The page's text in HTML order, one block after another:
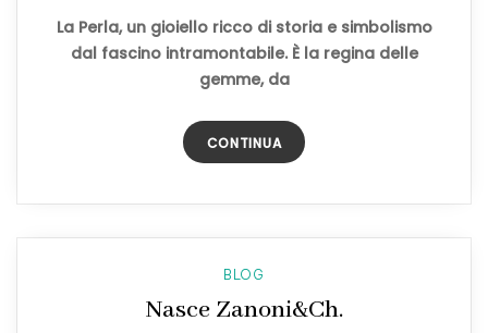
La Perla, un gioiello ricco di storia e simbolismo
dal fascino intramontabile. È la regina delle
gemme, da
CONTINUA
BLOG
Nasce Zanoni&Ch.